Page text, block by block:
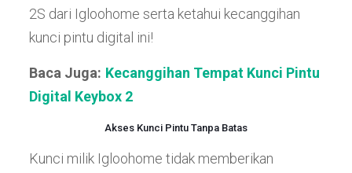
2S dari Igloohome serta ketahui kecanggihan
kunci pintu digital ini!
Baca Juga: Kecanggihan Tempat Kunci Pintu
Digital Keybox 2
Akses Kunci Pintu Tanpa Batas
Kunci milik Igloohome tidak memberikan